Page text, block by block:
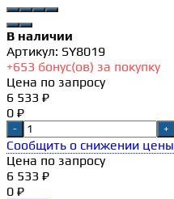
В наличии
Артикул: SY8019
+653 бонус(ов) за покупку
Цена по запросу
6 533 ₽
0 ₽
- +
Сообщить о снижении цены
Цена по запросу
6 533 ₽
0 ₽